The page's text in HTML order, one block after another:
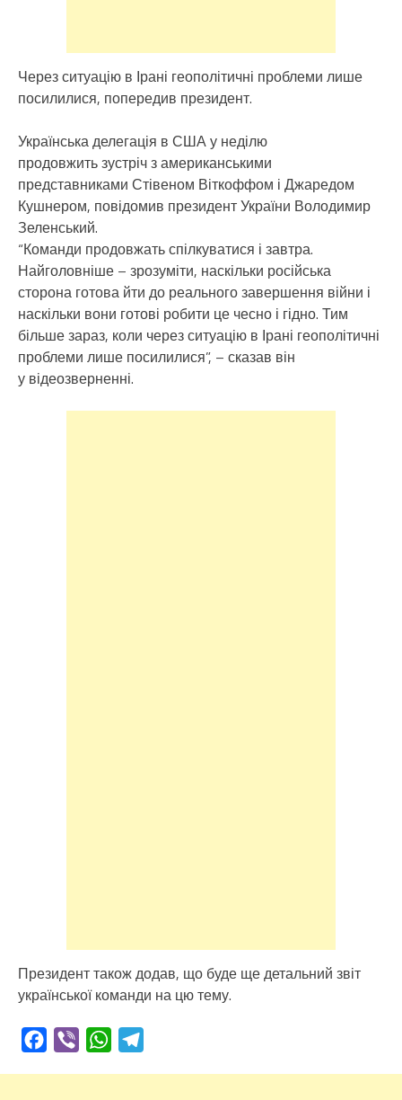
Через ситуацію в Ірані геополітичні проблеми лише
посилилися, попередив президент.
Українська делегація в США у неділю
продовжить зустріч з американськими
представниками Стівеном Віткоффом і Джаредом
Кушнером, повідомив президент України Володимир
Зеленський.
“Команди продовжать спілкуватися і завтра.
Найголовніше – зрозуміти, наскільки російська
сторона готова йти до реального завершення війни і
наскільки вони готові робити це чесно і гідно. Тим
більше зараз, коли через ситуацію в Ірані геополітичні
проблеми лише посилилися”, – сказав він
у відеозверненні.
Президент також додав, що буде ще детальний звіт
української команди на цю тему.
Facebook
Viber WhatsApp